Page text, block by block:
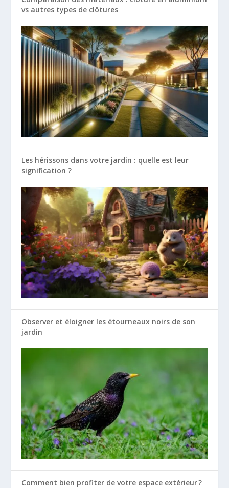
vs autres types de clôtures
Les hérissons dans votre jardin : quelle est leur
signification ?
Observer et éloigner les étourneaux noirs de son
jardin
Comment bien profiter de votre espace extérieur ?